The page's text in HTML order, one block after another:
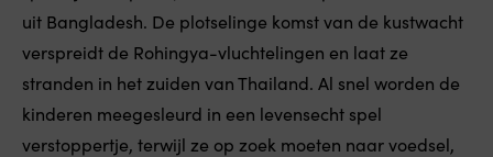
uit Bangladesh. De plotselinge komst van de kustwacht
verspreidt de Rohingya-vluchtelingen en laat ze
stranden in het zuiden van Thailand. Al snel worden de
kinderen meegesleurd in een levensecht spel
verstoppertje, terwijl ze op zoek moeten naar voedsel,